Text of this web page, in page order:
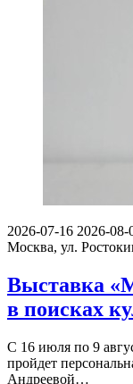
2026-07-16 2026-08-
Москва, ул.
Выставка
в поисках
С 16 июля по 9
пройдет
Андреевой…